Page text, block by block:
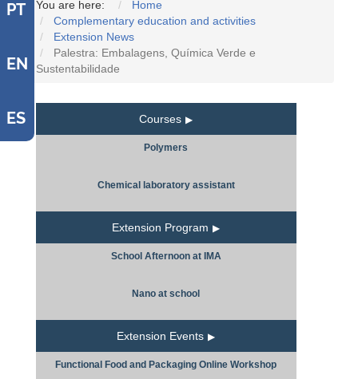
PT
EN
ES
You are here:
Home
Complementary education and activities
Extension News
Palestra: Embalagens, Química Verde e
Sustentabilidade
Courses
Polymers
Chemical laboratory assistant
Extension Program
School Afternoon at IMA
Nano at school
Extension Events
Functional Food and Packaging Online Workshop